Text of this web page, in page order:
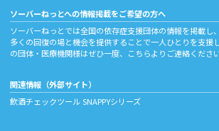
ソーバーねっとへの情報掲載をご希望の方へ
ソーバーねっとでは全国の依存症支援団体の情報を掲載し
多くの回復の場と機会を提供することで一人ひとりを支援
の団体・医療機関様はぜひ一度、
こちらよりご連絡ください
関連情報（外部サイト）
飲酒チェックツールSNAPPYシリーズ